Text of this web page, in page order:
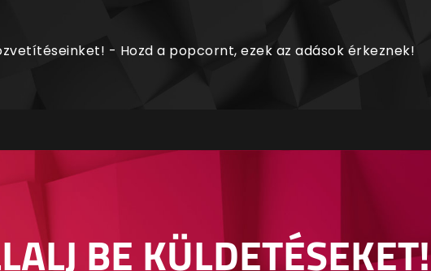
- Hozd a popcornt, ezek az adások érkeznek!
BE KÜLDETÉSEKET!